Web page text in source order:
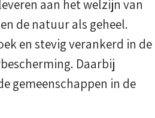
aan het welzijn van
de natuur als geheel.
en stevig verankerd in de
Daarbij
gemeenschappen in de